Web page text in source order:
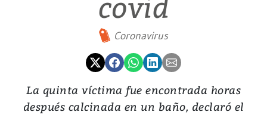
Coronavirus
La quinta víctima fue encontrada horas
después calcinada en un baño, declaró el